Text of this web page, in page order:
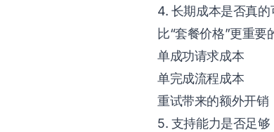
4. 长期成本是否真的
比“套餐价格”更重要
单成功请求成本
单完成流程成本
重试带来的额外开销
5. 支持能力是否足够